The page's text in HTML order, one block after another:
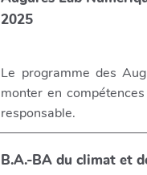
2025
Le programme des
monter en
responsable.
B.A.-BA du climat et